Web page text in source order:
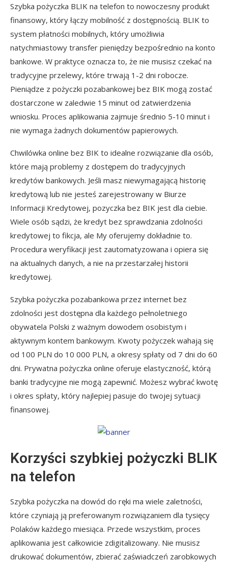
Szybka pożyczka BLIK na telefon to nowoczesny produkt
finansowy, który łączy mobilność z dostępnością. BLIK to
system płatności mobilnych, który umożliwia
natychmiastowy transfer pieniędzy bezpośrednio na konto
bankowe. W praktyce oznacza to, że nie musisz czekać na
tradycyjne przelewy, które trwają 1-2 dni robocze.
Pieniądze z pożyczki pozabankowej bez BIK mogą zostać
dostarczone w zaledwie 15 minut od zatwierdzenia
wniosku. Proces aplikowania zajmuje średnio 5-10 minut i
nie wymaga żadnych dokumentów papierowych.
Chwilówka online bez BIK to idealne rozwiązanie dla osób,
które mają problemy z dostępem do tradycyjnych
kredytów bankowych. Jeśli masz niewymagającą historię
kredytową lub nie jesteś zarejestrowany w Biurze
Informacji Kredytowej, pozyczka bez BIK jest dla ciebie.
Wiele osób sądzi, że kredyt bez sprawdzania zdolności
kredytowej to fikcja, ale My oferujemy dokładnie to.
Procedura weryfikacji jest zautomatyzowana i opiera się
na aktualnych danych, a nie na przestarzałej historii
kredytowej.
Szybka pożyczka pozabankowa przez internet bez
zdolności jest dostępna dla każdego pełnoletniego
obywatela Polski z ważnym dowodem osobistym i
aktywnym kontem bankowym. Kwoty pożyczek wahają się
od 100 PLN do 10 000 PLN, a okresy spłaty od 7 dni do 60
dni. Prywatna pożyczka online oferuje elastyczność, którą
banki tradycyjne nie mogą zapewnić. Możesz wybrać kwotę
i okres spłaty, który najlepiej pasuje do twojej sytuacji
finansowej.
Korzyści szybkiej pożyczki BLIK
na telefon
Szybka pożyczka na dowód do ręki ma wiele zaletności,
które czyniają ją preferowanym rozwiązaniem dla tysięcy
Polaków każdego miesiąca. Przede wszystkim, proces
aplikowania jest całkowicie zdigitalizowany. Nie musisz
drukować dokumentów, zbierać zaświadczeń zarobkowych